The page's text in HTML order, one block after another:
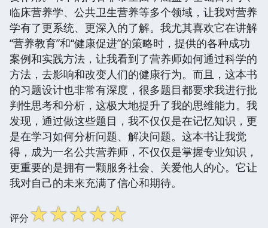
临床营养学、公共卫生营养等多个领域，让我对营养
学有了更系统、更深入的了解。我尤其喜欢它在讲解
“营养教育”和“健康促进”的策略时，提供的各种成功
案例和实践方法，让我看到了营养师如何通过科学的
方法，去影响和改变人们的健康行为。而且，这本书
的习题设计也非常有深度，很多题目都要求我进行批
判性思考和分析，这极大地提升了我的思维能力。我
发现，通过做这些题目，我不仅仅是在记忆知识，更
是在学习如何分析问题、解决问题。这本书让我觉
得，成为一名公共营养师，不仅仅是掌握专业知识，
更重要的是拥有一颗服务社会、关爱他人的心。它让
我对自己的未来充满了信心和期待。
评分☆☆☆☆☆